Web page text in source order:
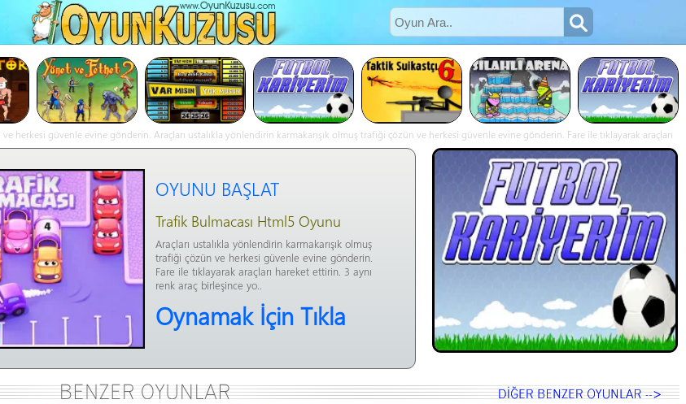
herkesi güvenle evine gönderin. Araçları ustalıkla yönlendirin karmakarışık olmuş trafiği çözün ve herkesi güvenle evine gönderin. Fare ile tıklayarak araçları
ettirin. 3 aynı renk araç birleşince yo..- Trafik Bulmacası online oyna
OYUNU BAŞLAT
Trafik Bulmacası Html5 Oyunu
Araçları ustalıkla yönlendirin karmakarışık olmuş
trafiği çözün ve herkesi güvenle evine gönderin.
Fare ile tıklayarak araçları hareket ettirin. 3 aynı
renk araç birleşince yo..
Oynamak İçin Tıkla